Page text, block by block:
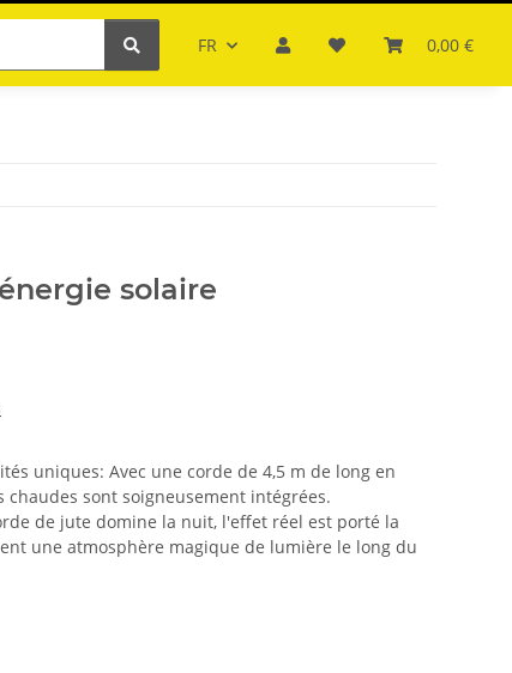
FR 0,00 €
solaire
uniques: Avec une corde de 4,5 m de long en
chaudes sont soigneusement intégrées.
de jute domine la nuit, l'effet réel est porté la
une atmosphère magique de lumière le long du